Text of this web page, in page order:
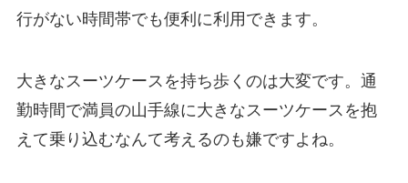
行がない時間帯でも便利に利用できます。
大きなスーツケースを持ち歩くのは大変です。通
勤時間で満員の山手線に大きなスーツケースを抱
えて乗り込むなんて考えるのも嫌ですよね。